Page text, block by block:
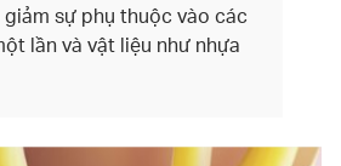
sự phụ thuộc vào các
lần và vật liệu như nhựa